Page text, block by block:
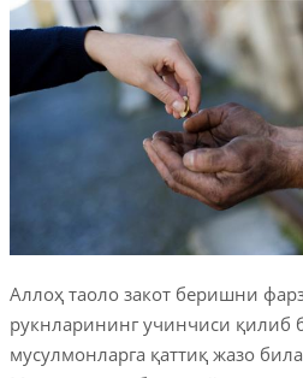
Аллоҳ таоло закот беришни
рукнларининг учинчиси қилиб
мусулмонларга қаттиқ жазо